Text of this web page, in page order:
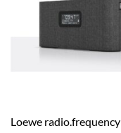
Loewe radio.frequency